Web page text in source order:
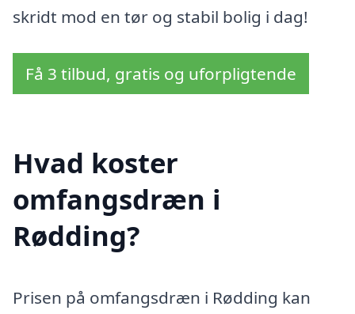
skridt mod en tør og stabil bolig i dag!
Få 3 tilbud, gratis og uforpligtende
Hvad koster
omfangsdræn i
Rødding?
Prisen på omfangsdræn i Rødding kan